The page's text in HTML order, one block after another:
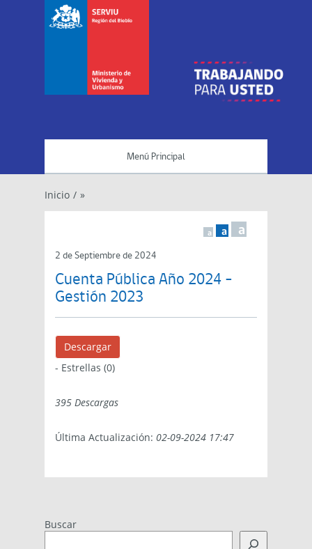
Menú Principal
Inicio / »
a a a
2 de Septiembre de 2024
Cuenta Pública Año 2024 –
Gestión 2023
Descargar
- Estrellas (0)
395 Descargas
Última Actualización: 02-09-2024 17:47
Buscar